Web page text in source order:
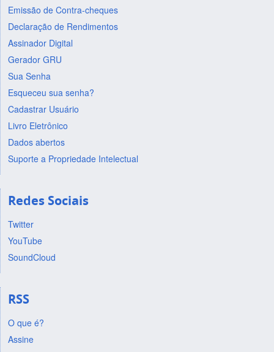
Emissão de Contra-cheques
Declaração de Rendimentos
Assinador Digital
Gerador GRU
Sua Senha
Esqueceu sua senha?
Cadastrar Usuário
Livro Eletrônico
Dados abertos
Suporte a Propriedade Intelectual
Redes Sociais
Twitter
YouTube
SoundCloud
RSS
O que é?
Assine